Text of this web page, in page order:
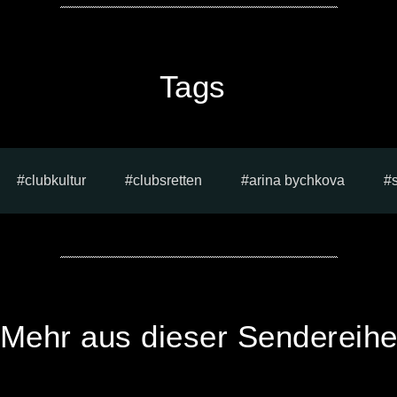
Tags
clubkultur clubsretten arina bychkova
Mehr aus dieser Sendereihe